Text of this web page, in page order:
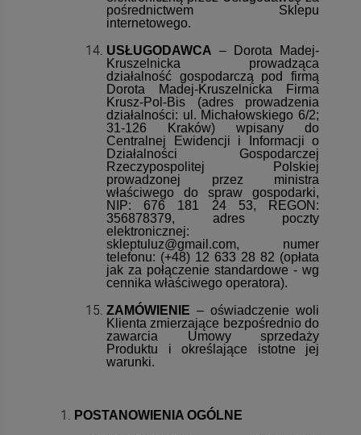
pośrednictwem Sklepu
internetowego.
USŁUGODAWCA – Dorota Madej-
Kruszelnicka prowadząca
działalność gospodarczą pod firmą
Dorota Madej-Kruszelnicka Firma
Krusz-Pol-Bis (adres prowadzenia
działalności: ul. Michałowskiego 6/2;
31-126 Kraków) wpisany do
Centralnej Ewidencji i Informacji o
Działalności Gospodarczej
Rzeczypospolitej Polskiej
prowadzonej przez ministra
właściwego do spraw gospodarki,
NIP: 676 181 24 53, REGON:
356878379, adres poczty
elektronicznej:
skleptuluz@gmail.com, numer
telefonu: (+48) 12 633 28 82 (opłata
jak za połączenie standardowe - wg
cennika właściwego operatora).
ZAMÓWIENIE – oświadczenie woli
Klienta zmierzające bezpośrednio do
zawarcia Umowy sprzedaży
Produktu i określające istotne jej
warunki.
POSTANOWIENIA OGÓLNE